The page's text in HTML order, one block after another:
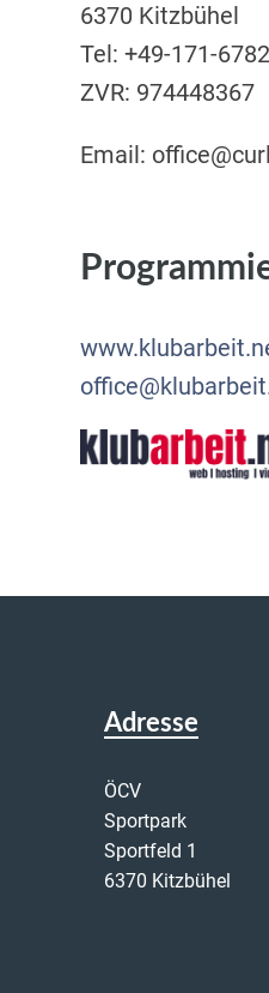
6370 Kitzbühel
Tel: +49-171-
ZVR: 974448367
Email:
Adresse
ÖCV
Sportpark
Sportfeld 1
6370 Kitzbühel